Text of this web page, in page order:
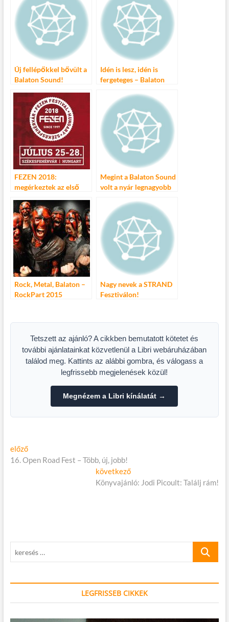
Új fellépőkkel bővült a
Balaton Sound!
Idén is lesz, idén is
fergeteges – Balaton
FEZEN 2018:
megérkeztek az első
Megint a Balaton Sound
volt a nyár legnagyobb
Rock, Metal, Balaton –
RockPart 2015
Nagy nevek a STRAND
Fesztiválon!
Tetszett az ajánló? A cikkben bemutatott kötetet és
további ajánlatainkat közvetlenül a Libri webáruházában
találod meg. Kattints az alábbi gombra, és válogass a
legfrissebb megjelenések közül!
Megnézem a Libri kínálatát →
Bejegyzés
navigáció
előzőElőző
cikk:
16. Open Road Fest – Több, új, jobb!
következőKövetkező
cikk:
Könyvajánló: Jodi Picoult: Találj rám!
keresés
LEGFRISSEB CIKKEK